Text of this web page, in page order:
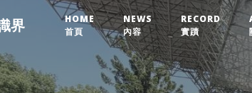
界
HOME
首頁
NEWS
內容
RECORD
實蹟